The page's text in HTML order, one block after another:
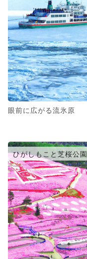
眼前に広がる流氷原
ひがしもこと芝桜公園